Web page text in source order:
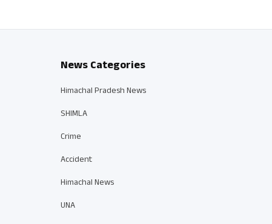
News Categories
Himachal Pradesh News
SHIMLA
Crime
Accident
Himachal News
UNA